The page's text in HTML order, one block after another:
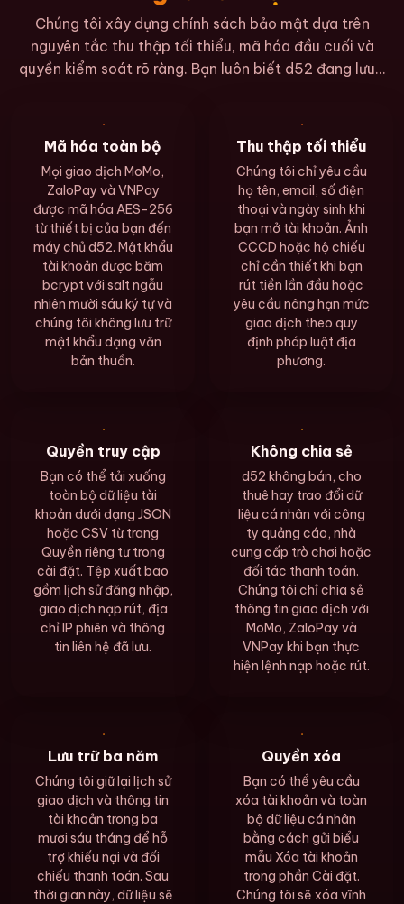
Chúng tôi xây dựng chính sách bảo mật dựa trên
nguyên tắc thu thập tối thiểu, mã hóa đầu cuối và
quyền kiểm soát rõ ràng. Bạn luôn biết d52 đang lưu...
Mã hóa toàn bộ
Mọi giao dịch MoMo,
ZaloPay và VNPay
được mã hóa AES-256
từ thiết bị của bạn đến
máy chủ d52. Mật khẩu
tài khoản được băm
bcrypt với salt ngẫu
nhiên mười sáu ký tự và
chúng tôi không lưu trữ
mật khẩu dạng văn
bản thuần.
Thu thập tối thiểu
Chúng tôi chỉ yêu cầu
họ tên, email, số điện
thoại và ngày sinh khi
bạn mở tài khoản. Ảnh
CCCD hoặc hộ chiếu
chỉ cần thiết khi bạn
rút tiền lần đầu hoặc
yêu cầu nâng hạn mức
giao dịch theo quy
định pháp luật địa
phương.
Quyền truy cập
Bạn có thể tải xuống
toàn bộ dữ liệu tài
khoản dưới dạng JSON
hoặc CSV từ trang
Quyền riêng tư trong
cài đặt. Tệp xuất bao
gồm lịch sử đăng nhập,
giao dịch nạp rút, địa
chỉ IP phiên và thông
tin liên hệ đã lưu.
Không chia sẻ
d52 không bán, cho
thuê hay trao đổi dữ
liệu cá nhân với công
ty quảng cáo, nhà
cung cấp trò chơi hoặc
đối tác thanh toán.
Chúng tôi chỉ chia sẻ
thông tin giao dịch với
MoMo, ZaloPay và
VNPay khi bạn thực
hiện lệnh nạp hoặc rút.
Lưu trữ ba năm
Chúng tôi giữ lại lịch sử
giao dịch và thông tin
tài khoản trong ba
mươi sáu tháng để hỗ
trợ khiếu nại và đối
chiếu thanh toán. Sau
thời gian này, dữ liệu sẽ
Quyền xóa
Bạn có thể yêu cầu
xóa tài khoản và toàn
bộ dữ liệu cá nhân
bằng cách gửi biểu
mẫu Xóa tài khoản
trong phần Cài đặt.
Chúng tôi sẽ xóa vĩnh